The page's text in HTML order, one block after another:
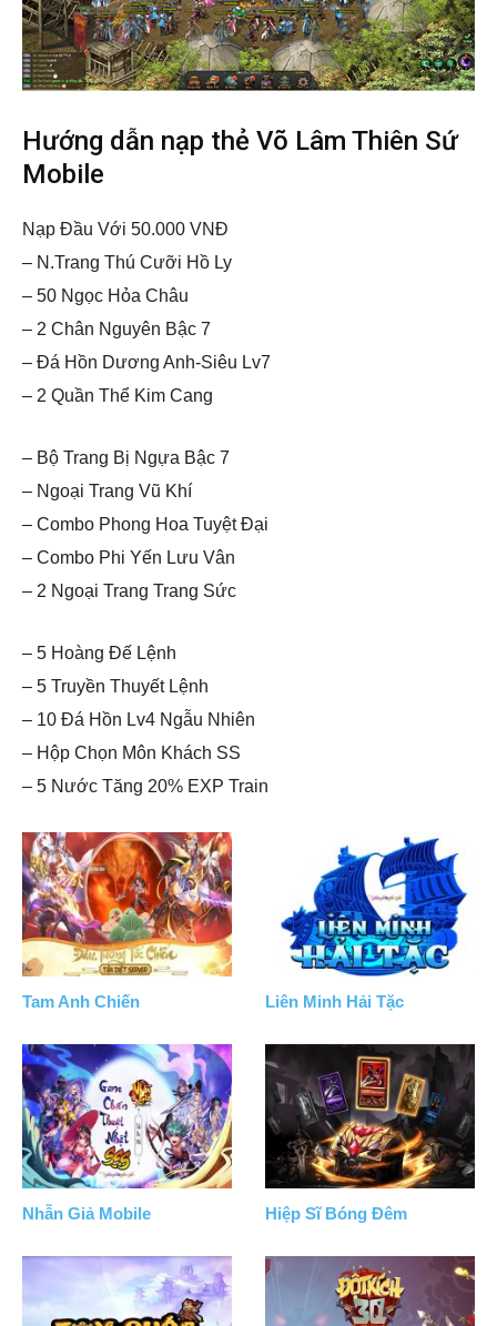
Hướng dẫn nạp thẻ Võ Lâm Thiên Sứ
Mobile
Nạp Đầu Với 50.000 VNĐ
– N.Trang Thú Cưỡi Hồ Ly
– 50 Ngọc Hỏa Châu
– 2 Chân Nguyên Bậc 7
– Đá Hồn Dương Anh-Siêu Lv7
– 2 Quần Thể Kim Cang
– Bộ Trang Bị Ngựa Bậc 7
– Ngoại Trang Vũ Khí
– Combo Phong Hoa Tuyệt Đại
– Combo Phi Yến Lưu Vân
– 2 Ngoại Trang Trang Sức
– 5 Hoàng Đế Lệnh
– 5 Truyền Thuyết Lệnh
– 10 Đá Hồn Lv4 Ngẫu Nhiên
– Hộp Chọn Môn Khách SS
– 5 Nước Tăng 20% EXP Train
Tam Anh Chiến Liên Minh Hải Tặc
Nhẫn Giả Mobile Hiệp Sĩ Bóng Đêm